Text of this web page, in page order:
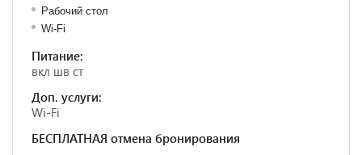
Рабочий стол
Wi-Fi
Питание:
вкл шв ст
Доп. услуги:
Wi-Fi
БЕСПЛАТНАЯ отмена бронирования